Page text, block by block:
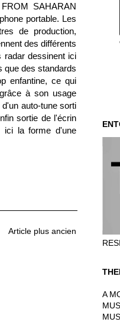
SAHARAN
portable. Les
de production,
des différents
radar dessinent ici
que des standards
enfantine, ce qui
à son usage
auto-tune sorti
sortie de l'écrin
ici la forme d'une
Article plus ancien
A